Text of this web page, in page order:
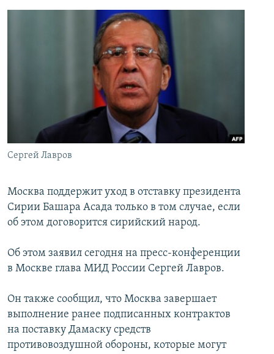
AZƏRBAYCAN ƏDƏBIYYATI KITABXANASI
İSLAM VƏ DEMOKRATIYA
İZ - MƏDƏNIYYƏT PROQRAMI
PEŞƏ ETIKASI VƏ JURNALISTIKA STANDARTLARIMIZ
MATERIALLARIMIZDAN ISTIFADƏ
XƏBƏR BÜLLETENLƏRIMIZ
RFE/RL-in bütün saytları
Сергей Лавров
Москва поддержит уход в отставку президента
Сирии Башара Асада только в том случае, если
об этом договорится сирийский народ.
Об этом заявил сегодня на пресс-конференции
в Москве глава МИД России Сергей Лавров.
Он также сообщил, что Москва завершает
выполнение ранее подписанных контрактов
на поставку Дамаску средств
противовоздушной обороны, которые могут